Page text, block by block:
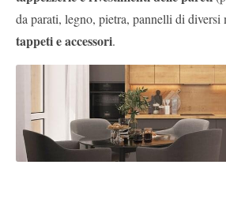
da parati, legno, pietra, pannelli di diversi
tappeti e accessori.